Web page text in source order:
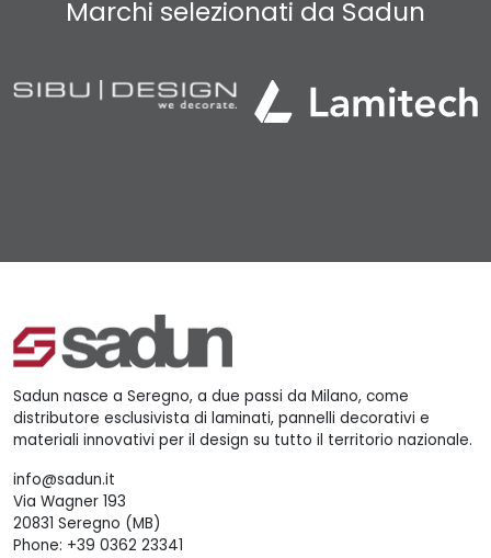
Marchi selezionati da Sadun
Sadun nasce a Seregno, a due passi da Milano, come
distributore esclusivista di laminati, pannelli decorativi e
materiali innovativi per il design su tutto il territorio nazionale.
info@sadun.it
Via Wagner 193
20831 Seregno (MB)
Phone: +39 0362 23341